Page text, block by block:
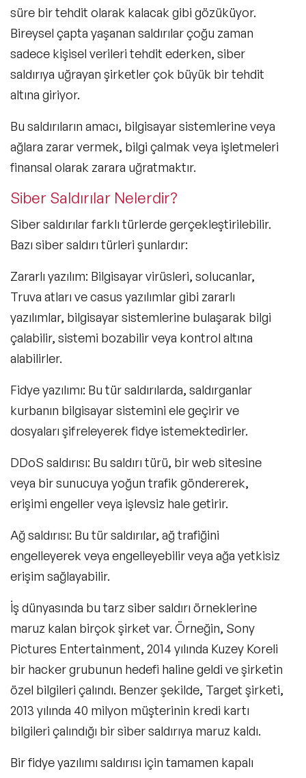
süre bir tehdit olarak kalacak gibi gözüküyor.
Bireysel çapta yaşanan saldırılar çoğu zaman
sadece kişisel verileri tehdit ederken, siber
saldırıya uğrayan şirketler çok büyük bir tehdit
altına giriyor.
Bu saldırıların amacı, bilgisayar sistemlerine veya
ağlara zarar vermek, bilgi çalmak veya işletmeleri
finansal olarak zarara uğratmaktır.
Siber Saldırılar Nelerdir?
Siber saldırılar farklı türlerde gerçekleştirilebilir.
Bazı siber saldırı türleri şunlardır:
Zararlı yazılım: Bilgisayar virüsleri, solucanlar,
Truva atları ve casus yazılımlar gibi zararlı
yazılımlar, bilgisayar sistemlerine bulaşarak bilgi
çalabilir, sistemi bozabilir veya kontrol altına
alabilirler.
Fidye yazılımı: Bu tür saldırılarda, saldırganlar
kurbanın bilgisayar sistemini ele geçirir ve
dosyaları şifreleyerek fidye istemektedirler.
DDoS saldırısı: Bu saldırı türü, bir web sitesine
veya bir sunucuya yoğun trafik göndererek,
erişimi engeller veya işlevsiz hale getirir.
Ağ saldırısı: Bu tür saldırılar, ağ trafiğini
engelleyerek veya engelleyebilir veya ağa yetkisiz
erişim sağlayabilir.
İş dünyasında bu tarz siber saldırı örneklerine
maruz kalan birçok şirket var. Örneğin, Sony
Pictures Entertainment, 2014 yılında Kuzey Koreli
bir hacker grubunun hedefi haline geldi ve şirketin
özel bilgileri çalındı. Benzer şekilde, Target şirketi,
2013 yılında 40 milyon müşterinin kredi kartı
bilgileri çalındığı bir siber saldırıya maruz kaldı.
Bir fidye yazılımı saldırısı için tamamen kapalı